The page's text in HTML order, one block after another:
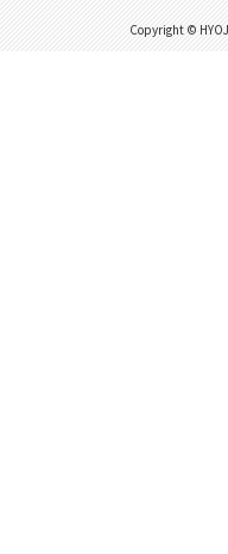
Copyright ©